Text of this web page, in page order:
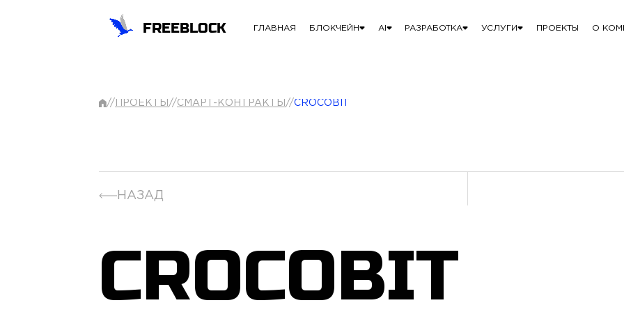
FREEBLOCK ГЛАВНАЯ БЛОКЧЕЙН AI РАЗРАБОТКА УСЛУГИ ПРОЕКТЫ О
// ПРОЕКТЫ //СМАРТ-КОНТРАКТЫ //CROCOBIT
НАЗАД
CROCOBIT